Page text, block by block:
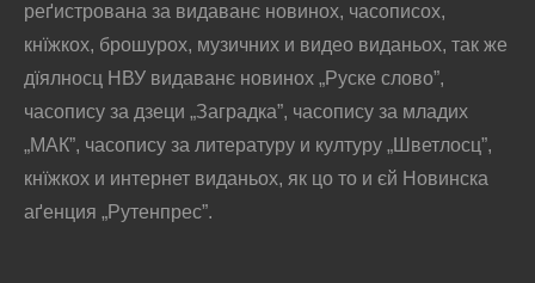
реґистрована за видаванє новинох, часописох,
кнїжкох, брошурох, музичних и видео виданьох, так же
дїялносц НВУ видаванє новинох „Руске слово”,
часопису за дзеци „Заградка”, часопису за младих
„МАК”, часопису за литературу и културу „Шветлосц”,
кнїжкох и интернет виданьох, як цо то и єй Новинска
аґенция „Рутенпрес”.